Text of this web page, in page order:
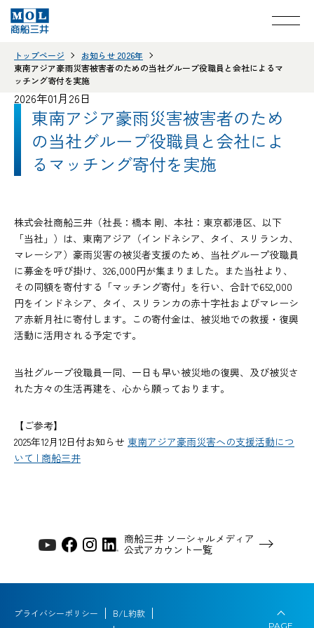
トップページ
お知らせ 2026年
東南アジア豪雨災害被害者のための当社グループ役職員と会社によるマ
ッチング寄付を実施
2026年01月26日
東南アジア豪雨災害被害者のため
の当社グループ役職員と会社によ
るマッチング寄付を実施
株式会社商船三井（社長：橋本 剛、本社：東京都港区、以下
「当社」）は、東南アジア（インドネシア、タイ、スリランカ、
マレーシア）豪雨災害の被災者支援のため、当社グループ役職員
に募金を呼び掛け、326,000円が集まりました。また当社より、
その同額を寄付する「マッチング寄付」を行い、合計で652,000
円をインドネシア、タイ、スリランカの赤十字社およびマレーシ
ア赤新月社に寄付します。この寄付金は、被災地での救援・復興
活動に活用される予定です。
当社グループ役職員一同、一日も早い被災地の復興、及び被災さ
れた方々の生活再建を、心から願っております。
【ご参考】
2025年12月12日付お知らせ 東南アジア豪雨災害への支援活動につ
いて | 商船三井
商船三井 ソーシャルメディア
公式アカウント一覧
プライバシーポリシー
B/L約款
PAGE